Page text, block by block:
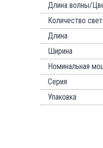
Длина волны/
Количество
Длина
Ширина
Номинальная
Серия
Упаковка